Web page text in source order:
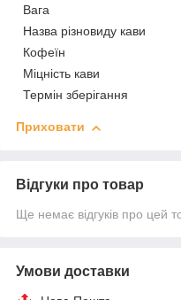
Вага
Назва різновиду кави
Кофеїн
Міцність кави
Термін зберігання
Приховати
Відгуки про товар
Ще немає відгуків про цей
Умови доставки